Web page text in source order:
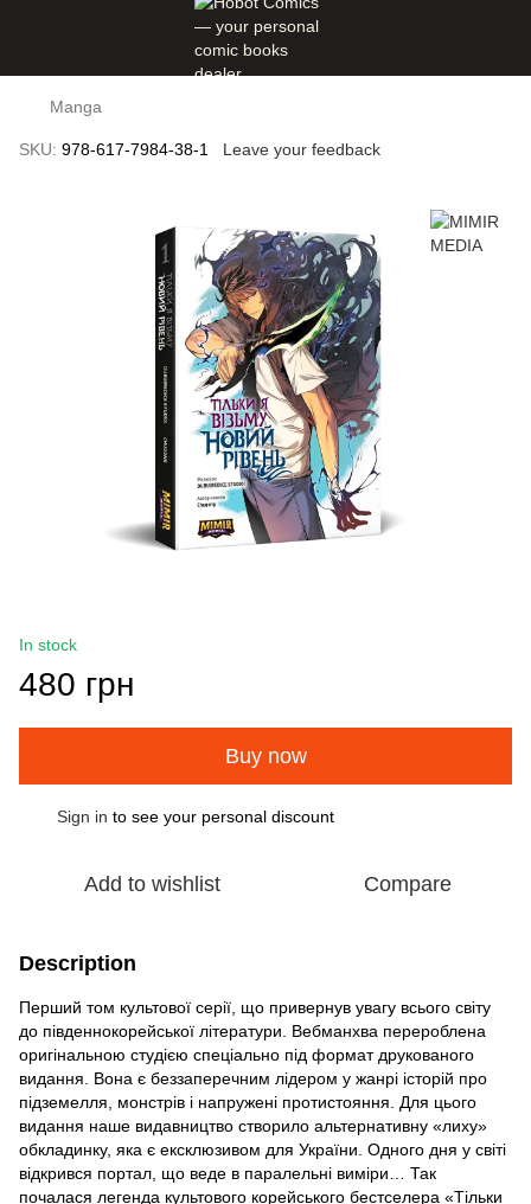
Manga
SKU: 978-617-7984-38-1 Leave your feedback
In stock
480 грн
Buy now
Sign in to see your personal discount
Add to wishlist Compare
Description
Перший том культової серії, що привернув увагу всього світу
до південнокорейської літератури. Вебманхва перероблена
оригінальною студією спеціально під формат друкованого
видання. Вона є беззаперечним лідером у жанрі історій про
підземелля, монстрів і напружені протистояння. Для цього
видання наше видавництво створило альтернативну «лиху»
обкладинку, яка є ексклюзивом для України. Одного дня у світі
відкрився портал, що веде в паралельні виміри… Так
почалася легенда культового корейського бестселера «Тільки